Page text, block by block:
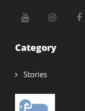
Category
Stories